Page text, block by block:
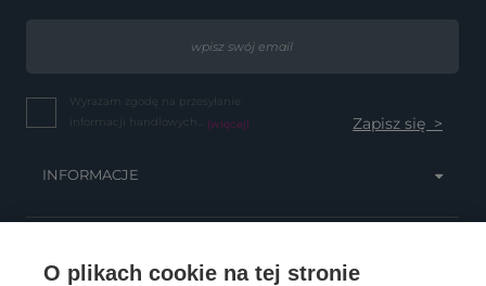
O plikach cookie na tej stronie
Wyrażam zgodę na przesyłanie
informacji handlowych... (więcej)
INFORMACJE
OBSŁUGA KLIENTA